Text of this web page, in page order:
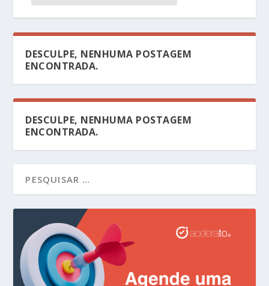
DESCULPE, NENHUMA POSTAGEM
ENCONTRADA.
DESCULPE, NENHUMA POSTAGEM
ENCONTRADA.